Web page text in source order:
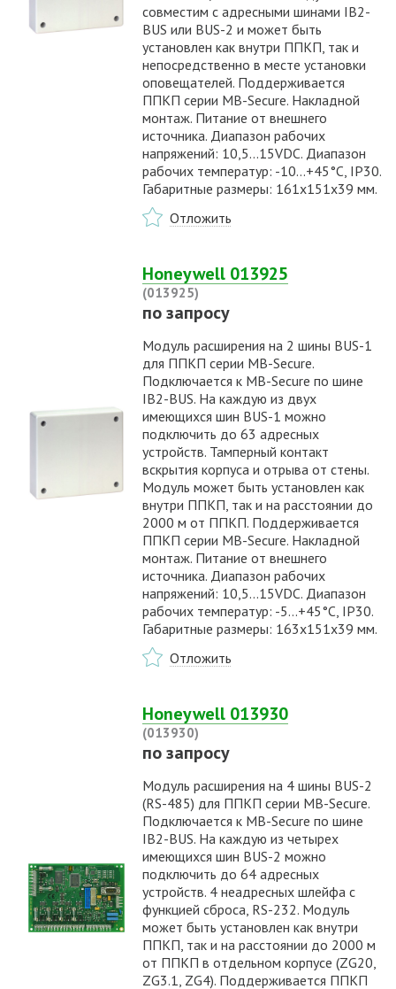
совместим с адресными шинами IB2-
BUS или BUS-2 и может быть
установлен как внутри ППКП, так и
непосредственно в месте установки
оповещателей. Поддерживается
ППКП серии MB-Secure. Накладной
монтаж. Питание от внешнего
источника. Диапазон рабочих
напряжений: 10,5...15VDC. Диапазон
рабочих температур: -10…+45°С, IP30.
Габаритные размеры: 161х151х39 мм.
Отложить
Honeywell 013925
(013925)
по запросу
Модуль расширения на 2 шины BUS-1
для ППКП серии MB-Secure.
Подключается к MB-Secure по шине
IB2-BUS. На каждую из двух
имеющихся шин BUS-1 можно
подключить до 63 адресных
устройств. Тамперный контакт
вскрытия корпуса и отрыва от стены.
Модуль может быть установлен как
внутри ППКП, так и на расстоянии до
2000 м от ППКП. Поддерживается
ППКП серии MB-Secure. Накладной
монтаж. Питание от внешнего
источника. Диапазон рабочих
напряжений: 10,5...15VDC. Диапазон
рабочих температур: -5…+45°С, IP30.
Габаритные размеры: 163х151х39 мм.
Отложить
Honeywell 013930
(013930)
по запросу
Модуль расширения на 4 шины BUS-2
(RS-485) для ППКП серии MB-Secure.
Подключается к MB-Secure по шине
IB2-BUS. На каждую из четырех
имеющихся шин BUS-2 можно
подключить до 64 адресных
устройств. 4 неадресных шлейфа с
функцией сброса, RS-232. Модуль
может быть установлен как внутри
ППКП, так и на расстоянии до 2000 м
от ППКП в отдельном корпусе (ZG20,
ZG3.1, ZG4). Поддерживается ППКП